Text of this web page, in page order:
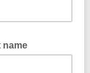
name